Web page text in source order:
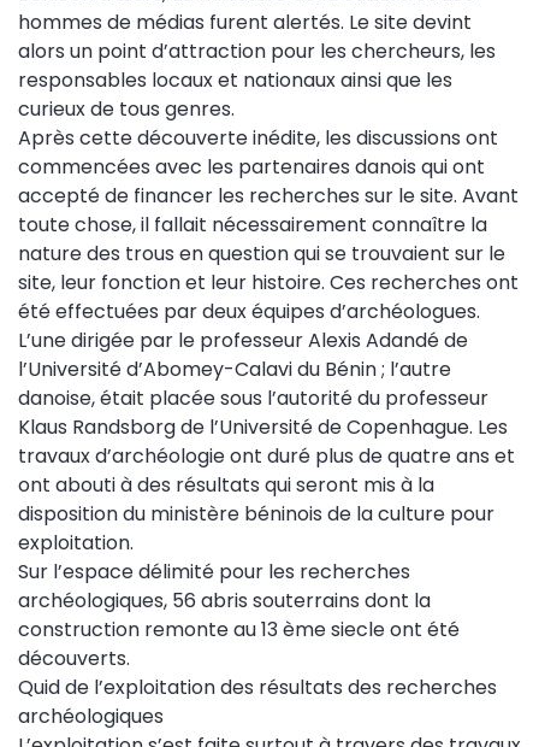
hommes de médias furent alertés. Le site devint
alors un point d’attraction pour les chercheurs, les
responsables locaux et nationaux ainsi que les
curieux de tous genres.
Après cette découverte inédite, les discussions ont
commencées avec les partenaires danois qui ont
accepté de financer les recherches sur le site. Avant
toute chose, il fallait nécessairement connaître la
nature des trous en question qui se trouvaient sur le
site, leur fonction et leur histoire. Ces recherches ont
été effectuées par deux équipes d’archéologues.
L’une dirigée par le professeur Alexis Adandé de
l’Université d’Abomey-Calavi du Bénin ; l’autre
danoise, était placée sous l’autorité du professeur
Klaus Randsborg de l’Université de Copenhague. Les
travaux d’archéologie ont duré plus de quatre ans et
ont abouti à des résultats qui seront mis à la
disposition du ministère béninois de la culture pour
exploitation.
Sur l’espace délimité pour les recherches
archéologiques, 56 abris souterrains dont la
construction remonte au 13 ème siecle ont été
découverts.
Quid de l’exploitation des résultats des recherches
archéologiques